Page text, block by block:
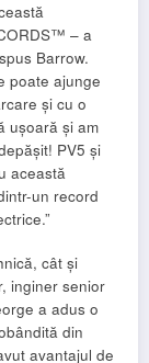
– a
Barrow.
poate ajunge
și cu o
ușoară și am
PV5 și
această
un record
cât și
inginer senior
a adus o
din
avantajul de